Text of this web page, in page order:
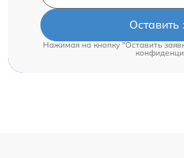
Оставить
Нажимая на кнопку "Оставить